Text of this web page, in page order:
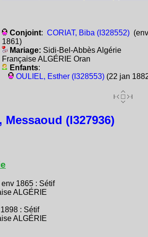
Conjoint: CORIAT, Biba (I328552)(env
1861)
Mariage: Sidi-Bel-Abbès Algérie
Française ALGÉRIE Oran
Enfants:
OULIEL, Esther (I328553)(22 jan
(I327936)
env 1865 : Sétif
ALGÉRIE
: Sétif
ALGÉRIE